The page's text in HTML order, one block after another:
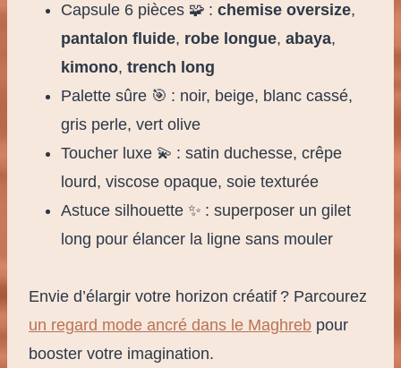
Capsule 6 pièces 🧩 : chemise oversize,
pantalon fluide, robe longue, abaya,
kimono, trench long
Palette sûre 🎯 : noir, beige, blanc cassé,
gris perle, vert olive
Toucher luxe 💫 : satin duchesse, crêpe
lourd, viscose opaque, soie texturée
Astuce silhouette ✨ : superposer un gilet
long pour élancer la ligne sans mouler
Envie d’élargir votre horizon créatif ? Parcourez
un regard mode ancré dans le Maghreb pour
booster votre imagination.